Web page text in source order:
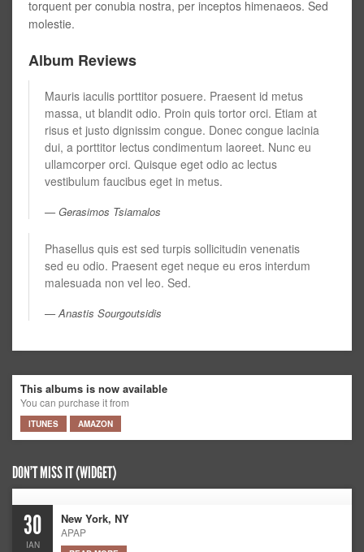
torquent per conubia nostra, per inceptos himenaeos. Sed
molestie.
Album Reviews
Mauris iaculis porttitor posuere. Praesent id metus
massa, ut blandit odio. Proin quis tortor orci. Etiam at
risus et justo dignissim congue. Donec congue lacinia
dui, a porttitor lectus condimentum laoreet. Nunc eu
ullamcorper orci. Quisque eget odio ac lectus
vestibulum faucibus eget in metus.
Gerasimos Tsiamalos
Phasellus quis est sed turpis sollicitudin venenatis
sed eu odio. Praesent eget neque eu eros interdum
malesuada non vel leo. Sed.
Anastis Sourgoutsidis
This albums is now available
You can purchase it from
ITUNES AMAZON
DON’T MISS IT (WIDGET)
30
ΙΑΝ
New York, NY
APAP